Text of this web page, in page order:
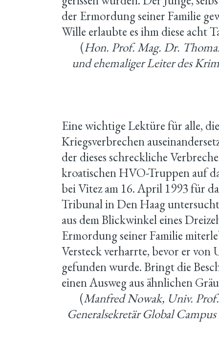
der Ermordung seiner Familie
Wille erlaubte es ihm diese acht
(Hon. Prof. Mag. Dr.
und ehemaliger Leiter des
Eine wichtige Lektüre für alle,
Kriegsverbrechen
der dieses schreckliche
kroatischen HVO-­Truppen auf
bei Vitez am 16. April 1993 für
Tribunal in Den Haag
aus dem Blickwinkel eines
Ermordung seiner Familie
Versteck verharrte, bevor er
gefunden wurde. Bringt die
einen Ausweg aus ähnlichen
(Manfred Nowak, Univ.
Generalsekretär Global